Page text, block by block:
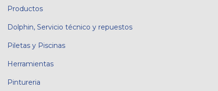
Productos
Dolphin, Servicio técnico y repuestos
Piletas y Piscinas
Herramientas
Pintureria